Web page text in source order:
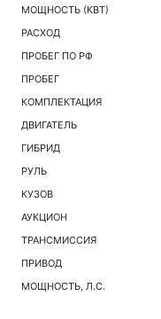
МОЩНОСТЬ (КВТ)
РАСХОД
ПРОБЕГ ПО РФ
ПРОБЕГ
КОМПЛЕКТАЦИЯ
ДВИГАТЕЛЬ
ГИБРИД
РУЛЬ
КУЗОВ
АУКЦИОН
ТРАНСМИССИЯ
ПРИВОД
МОЩНОСТЬ, Л.С.